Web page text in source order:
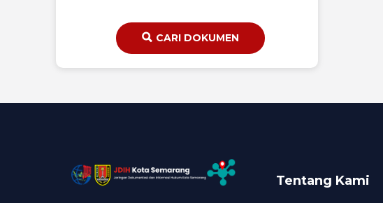
CARI DOKUMEN
Tentang Kami